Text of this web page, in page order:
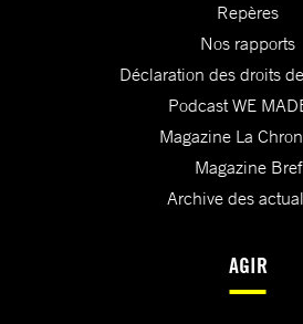
Repères
Nos rapports
Déclaration des droits
Podcast WE
Magazine La
Magazine Bref
Archive des
AGIR